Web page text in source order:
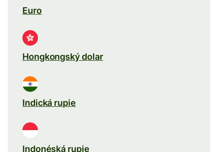
Euro
Hongkongský dolar
Indická rupie
Indonéská rupie